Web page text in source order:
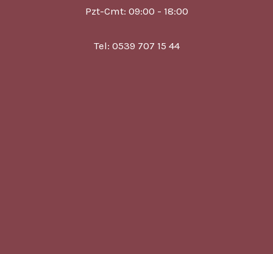
Pzt-Cmt: 09:00 - 18:00
Tel: 0539 707 15 44